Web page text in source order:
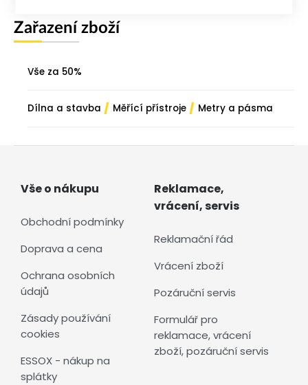
Zařazení zboží
Vše za 50%
Dílna a stavba / Měřící přístroje / Metry a pásma
Vše o nákupu
Obchodní podmínky
Doprava a cena
Ochrana osobních
údajů
Zásady používání
cookies
ESSOX - nákup na
splátky
Reklamace,
vrácení, servis
Reklamační řád
Vrácení zboží
Pozáruční servis
Formulář pro
reklamace, vrácení
zboží, pozáruční servis